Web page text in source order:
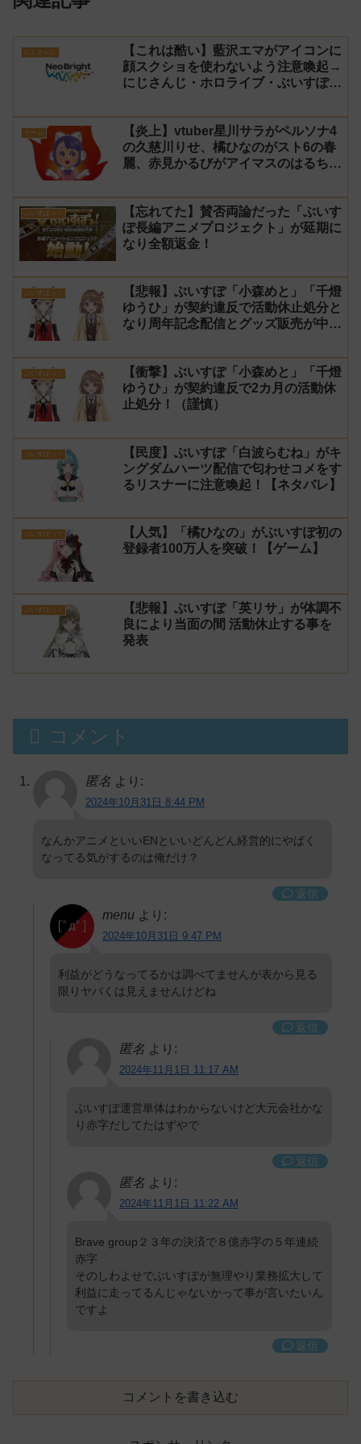
にじさんじ
【これは酷い】藍沢エマがアイコンに
顔スクショを使わないよう注意喚起→
にじさんじ・ホロライブ・ぶいすぽ
イコンに使用したライバー事務所
「NeoBright（ネオブライト）」が謝
罪！
ゲーム
【炎上】vtuber星川サラがペルソナ4
の久慈川りせ、橘ひなのがスト6の春
麗、赤見かるびがアイマスのはるちは
ぶいすぽっ！
【忘れてた】賛否両論だった「ぶいす
ぽ長編アニメプロジェクト」が延期に
なり全額返金！
ぶいすぽっ！
【悲報】ぶいすぽ「小森めと」「千燈
ゆうひ」が契約違反で活動休止処分と
なり周年記念配信とグッズ販売が中
ぶいすぽっ！
【衝撃】ぶいすぽ「小森めと」「千燈
ゆうひ」が契約違反で2カ月の活動休
止処分！（謹慎）
ぶいすぽっ！
【民度】ぶいすぽ「白波らむね」がキ
ングダムハーツ配信で匂わせコメをす
るリスナーに注意喚起！【ネタバレ】
ぶいすぽっ！
【人気】「橘ひなの」がぶいすぽ初の
登録者100万人を突破！【ゲーム】
ぶいすぽっ！
【悲報】ぶいすぽ「英リサ」が体調不
良により当面の間 活動休止する事を
発表
コメント
匿名 より:
2024年10月31日 8:44 PM
なんかアニメといいENといいどんどん経営的にやばく
なってる気がするのは俺だけ？
返信
menu より:
2024年10月31日 9:47 PM
利益がどうなってるかは調べてませんが表から見る
限りヤバくは見えませんけどね
返信
匿名 より:
2024年11月1日 11:17 AM
ぶいすぽ運営単体はわからないけど大元会社かな
り赤字だしてたはずやで
返信
匿名 より:
2024年11月1日 11:22 AM
Brave group２３年の決済で８億赤字の５年連続
赤字
そのしわよせでぶいすぽが無理やり業務拡大して
利益に走ってるんじゃないかって事が言いたいん
ですよ
返信
コメントを書き込む